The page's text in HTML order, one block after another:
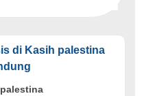
di Kasih palestina